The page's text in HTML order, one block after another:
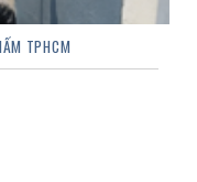
TPHCM